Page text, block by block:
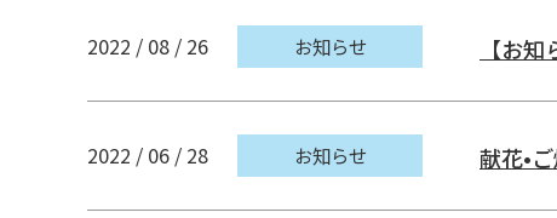
2022 / 08 / 26 お知らせ 【お
2022 / 06 / 28 お知らせ 献花•
診療開始 午前9時30
0857-